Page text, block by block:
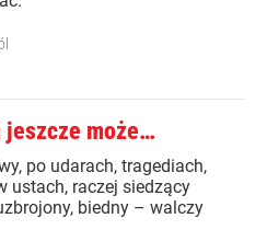
jeszcze może…
po udarach, tragediach,
ustach, raczej siedzący
biedny – walczy